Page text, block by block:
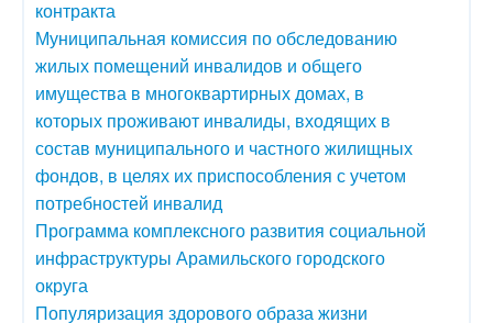
контракта
Муниципальная комиссия по обследованию
жилых помещений инвалидов и общего
имущества в многоквартирных домах, в
которых проживают инвалиды, входящих в
состав муниципального и частного жилищных
фондов, в целях их приспособления с учетом
потребностей инвалид
Программа комплексного развития социальной
инфраструктуры Арамильского городского
округа
Популяризация здорового образа жизни